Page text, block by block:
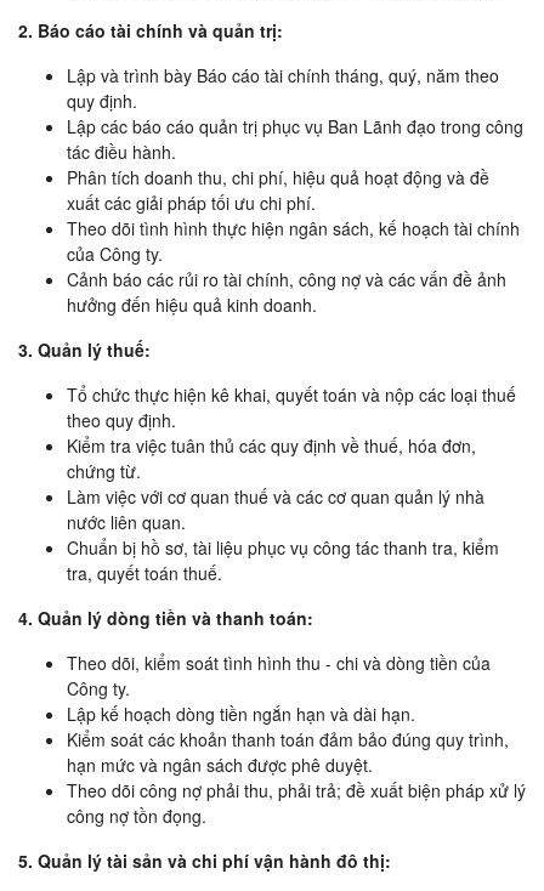
2. Báo cáo tài chính và quản trị:
Lập và trình bày Báo cáo tài chính tháng, quý, năm theo
quy định.
Lập các báo cáo quản trị phục vụ Ban Lãnh đạo trong công
tác điều hành.
Phân tích doanh thu, chi phí, hiệu quả hoạt động và đề
xuất các giải pháp tối ưu chi phí.
Theo dõi tình hình thực hiện ngân sách, kế hoạch tài chính
của Công ty.
Cảnh báo các rủi ro tài chính, công nợ và các vấn đề ảnh
hưởng đến hiệu quả kinh doanh.
3. Quản lý thuế:
Tổ chức thực hiện kê khai, quyết toán và nộp các loại thuế
theo quy định.
Kiểm tra việc tuân thủ các quy định về thuế, hóa đơn,
chứng từ.
Làm việc với cơ quan thuế và các cơ quan quản lý nhà
nước liên quan.
Chuẩn bị hồ sơ, tài liệu phục vụ công tác thanh tra, kiểm
tra, quyết toán thuế.
4. Quản lý dòng tiền và thanh toán:
Theo dõi, kiểm soát tình hình thu - chi và dòng tiền của
Công ty.
Lập kế hoạch dòng tiền ngắn hạn và dài hạn.
Kiểm soát các khoản thanh toán đảm bảo đúng quy trình,
hạn mức và ngân sách được phê duyệt.
Theo dõi công nợ phải thu, phải trả; đề xuất biện pháp xử lý
công nợ tồn đọng.
5. Quản lý tài sản và chi phí vận hành đô thị: